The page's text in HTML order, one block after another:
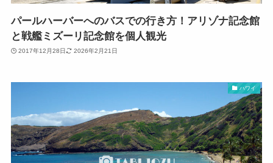
パールハーバーへのバスでの行き方！アリゾナ記念館
と戦艦ミズーリ記念館を個人観光
2017年12月28日 2026年2月21日
ハワイ